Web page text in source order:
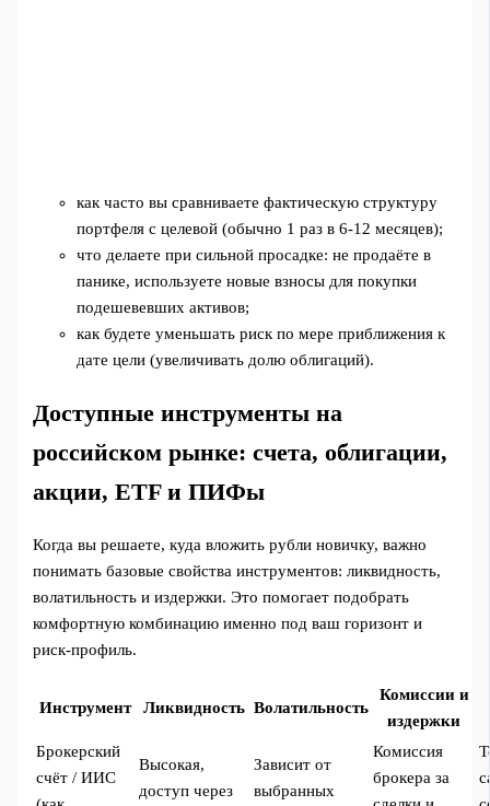
как часто вы сравниваете фактическую структуру
портфеля с целевой (обычно 1 раз в 6-12 месяцев);
что делаете при сильной просадке: не продаёте в
панике, используете новые взносы для покупки
подешевевших активов;
как будете уменьшать риск по мере приближения к
дате цели (увеличивать долю облигаций).
Доступные инструменты на
российском рынке: счета, облигации,
акции, ETF и ПИФы
Когда вы решаете, куда вложить рубли новичку, важно
понимать базовые свойства инструментов: ликвидность,
волатильность и издержки. Это помогает подобрать
комфортную комбинацию именно под ваш горизонт и
риск‑профиль.
Инструмент Ликвидность Волатильность
Комиссии и
издержки
Брокерский
счёт / ИИС
Высокая,
доступ через
Зависит от
выбранных
Комиссия
брокера за